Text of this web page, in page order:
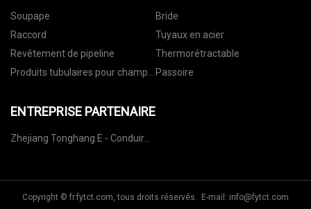
Soupape
Bride
Raccord
Tuyaux en acier
Revêtement de pipeline
Thermorétractable
Produits tubulaires pour champs Passoire
ENTREPRISE PARTENAIRE
Zhejiang Tonghang E - Conduire
Copyright © fr.fytct.com, tous droits réservés. E-mail: info@fytct.com